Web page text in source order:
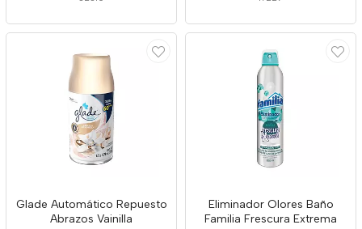
Glade Automático Repuesto
Abrazos Vainilla
Eliminador Olores Baño
Familia Frescura Extrema